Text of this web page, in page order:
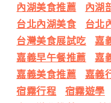
內湖美食推薦
內湖
台北內湖美食
台北
台灣美食展試吃
嘉
嘉義早午餐推薦
嘉
嘉義美食推薦
嘉義
宿霧行程
宿霧遊學